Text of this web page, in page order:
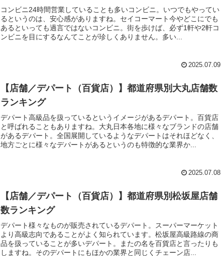
コンビニ24時間営業していることも多いコンビニ。いつでもやってい
るというのは、安心感がありますね。セイコーマート今やどこにでも
あるといっても過言ではないコンビニ。街を歩けば、必ず1軒や2軒コ
ンビニを目にするなんてことが珍しくありません。多い...
2025.07.09
【店舗／デパート（百貨店）】都道府県別大丸店舗数
ランキング
デパート高級品を扱っているというイメージがあるデパート。百貨店
と呼ばれることもありますね。大丸日本各地に様々なブランドの店舗
があるデパート。全国展開しているようなデパートはそれほどなく、
地方ごとに様々なデパートがあるというのも特徴的な業界か...
2025.07.08
【店舗／デパート（百貨店）】都道府県別松坂屋店舗
数ランキング
デパート様々なものが販売されているデパート。スーパーマーケット
より高級志向であることがよく知られています。松坂屋高級路線の商
品を扱っていることが多いデパート。またの名を百貨店と言ったりも
しますね。そのデパートにもほかの業界と同じくチェーン店...